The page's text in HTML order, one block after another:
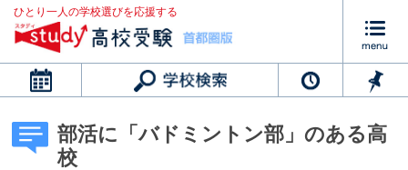
ひとり一人の学校選びを応援する
カレンダー
部活に「バドミントン部」のある高
校